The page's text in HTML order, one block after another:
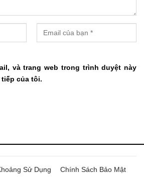
và trang web trong trình duyệt này
của tôi.
Sử Dụng
Chính Sách Bảo Mật